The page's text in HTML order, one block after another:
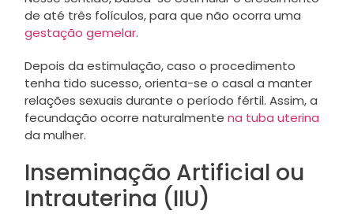
de até três folículos, para que não ocorra uma
gestação gemelar.
Depois da estimulação, caso o procedimento
tenha tido sucesso, orienta-se o casal a manter
relações sexuais durante o período fértil. Assim, a
fecundação ocorre naturalmente na tuba uterina
da mulher.
Inseminação Artificial ou
Intrauterina (IIU)